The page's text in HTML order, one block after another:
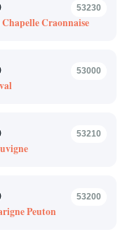
53230
Craonnaise
53000
53210
53200
Peuton